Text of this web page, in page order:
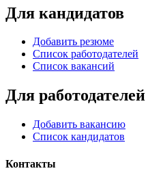
Для кандидатов
Добавить резюме
Список работодателей
Список вакансий
Для работодателей
Добавить вакансию
Список кандидатов
Контакты